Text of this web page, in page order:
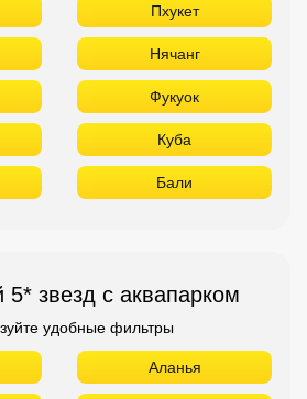
Пхукет
Нячанг
Фукуок
Куба
Бали
звезд с аквапарком
удобные фильтры
Аланья